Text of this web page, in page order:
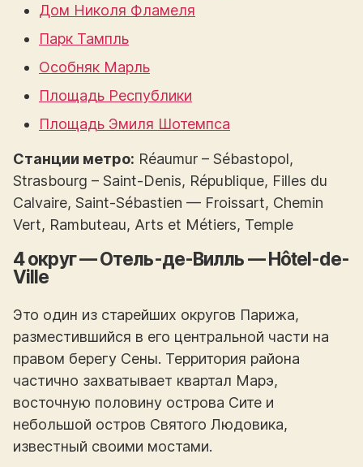
Дом Николя Фламеля
Парк Тампль
Особняк Марль
Площадь Республики
Площадь Эмиля Шотемпса
Станции метро: Réaumur – Sébastopol,
Strasbourg – Saint-Denis, République, Filles du
Calvaire, Saint-Sébastien — Froissart, Chemin
Vert, Rambuteau, Arts et Métiers, Temple
4 округ — Отель-де-Вилль — Hôtel-de-
Ville
Это один из старейших округов Парижа,
разместившийся в его центральной части на
правом берегу Сены. Территория района
частично захватывает квартал Марэ,
восточную половину острова Сите и
небольшой остров Святого Людовика,
известный своими мостами.